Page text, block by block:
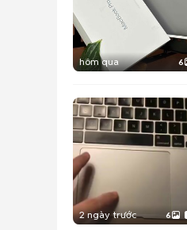
hôm qua 6
2 ngày trước 6